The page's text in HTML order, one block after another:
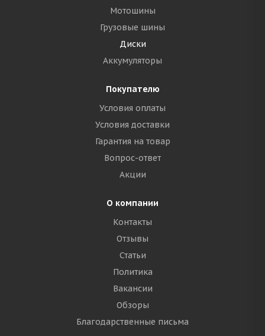
Мотошины
Грузовые шины
Диски
Аккумуляторы
Покупателю
Условия оплаты
Условия доставки
Гарантия на товар
Вопрос-ответ
Акции
О компании
Контакты
Отзывы
Статьи
Политика
Вакансии
Обзоры
Благодарственные письма